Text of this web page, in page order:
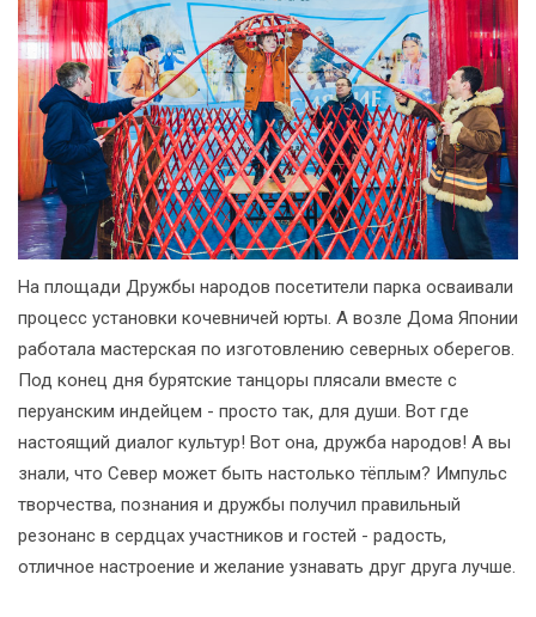
На площади Дружбы народов посетители парка осваивали
процесс установки кочевничей юрты. А возле Дома Японии
работала мастерская по изготовлению северных оберегов.
Под конец дня бурятские танцоры плясали вместе с
перуанским индейцем - просто так, для души. Вот где
настоящий диалог культур! Вот она, дружба народов! А вы
знали, что Север может быть настолько тёплым? Импульс
творчества, познания и дружбы получил правильный
резонанс в сердцах участников и гостей - радость,
отличное настроение и желание узнавать друг друга лучше.